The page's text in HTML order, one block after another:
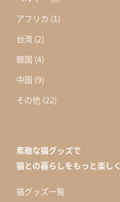
アフリカ (1)
台湾 (2)
韓国 (4)
中国 (9)
その他 (22)
素敵な猫グッズで
猫との暮らしをもっと楽しく
猫グッズ一覧